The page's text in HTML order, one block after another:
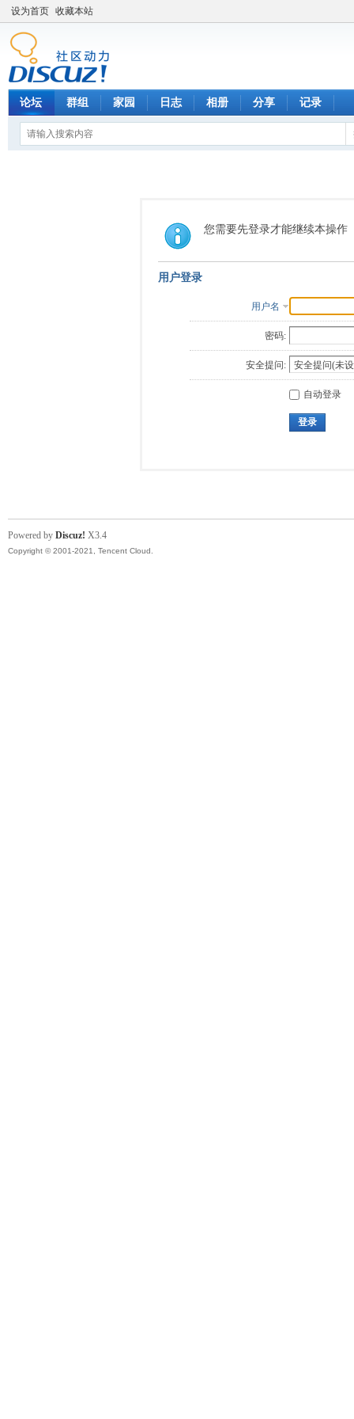
设为首页 收藏本站
论坛 群组 家园 日志 相册 分享 记录
您需要先登录才能继续本操作
用户登录
用户名
密码:
安全提问:
自动登录
登录
Powered by Discuz! X3.4
Copyright © 2001-2021, Tencent Cloud.